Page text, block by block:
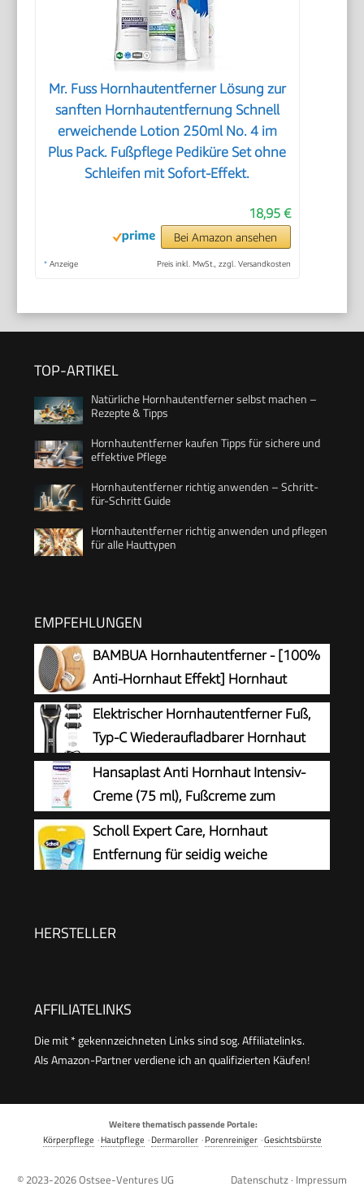
Mr. Fuss Hornhautentferner Lösung zur
sanften Hornhautentfernung Schnell
erweichende Lotion 250ml No. 4 im
Plus Pack. Fußpflege Pediküre Set ohne
Schleifen mit Sofort-Effekt.
18,95 €
Bei Amazon ansehen
* Anzeige Preis inkl. MwSt., zzgl. Versandkosten
TOP-ARTIKEL
Natürliche Hornhautentferner selbst machen –
Rezepte & Tipps
Hornhautentferner kaufen Tipps für sichere und
effektive Pflege
Hornhautentferner richtig anwenden – Schritt-
für-Schritt Guide
Hornhautentferner richtig anwenden und pflegen
für alle Hauttypen
EMPFEHLUNGEN
BAMBUA Hornhautentferner - [100%
Anti-Hornhaut Effekt] Hornhaut
Entfernen Fuß - Zur Fußpflege für
schöne Füße - Effektives Nano Glas -
Professionelle Pediküre - Premium Bimsstein
Fußpflege (Schwarz)
Elektrischer Hornhautentferner Fuß,
Typ-C Wiederaufladbarer Hornhaut
Entferner mit 3 Rollenköpfen, Pediküre
Werkzeug zur Entfernung von harter und
abgestorbener Haut
Hansaplast Anti Hornhaut Intensiv-
Creme (75 ml), Fußcreme zum
Hornhaut entfernen,
feuchtigkeitsspendende Hornhaut Creme pflegt
sehr trockene Haut mit Urea
Scholl Expert Care, Hornhaut
Entfernung für seidig weiche
Meeresmineralien Rolle für präzise Ergebnisse,1
HERSTELLER
AFFILIATELINKS
Die mit * gekennzeichneten Links sind sog. Affiliatelinks.
Als Amazon-Partner verdiene ich an qualifizierten Käufen!
Weitere thematisch passende Portale:
Körperpflege ·Hautpflege ·Dermaroller·Porenreiniger·Gesichtsbürste
© 2023-2026Ostsee-Ventures UG Datenschutz · Impressum